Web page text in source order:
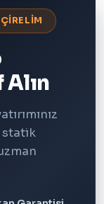
statik